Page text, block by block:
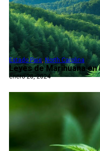
Leyes de Marihuana
Estado Pais,North Carolina
enero 28, 2024